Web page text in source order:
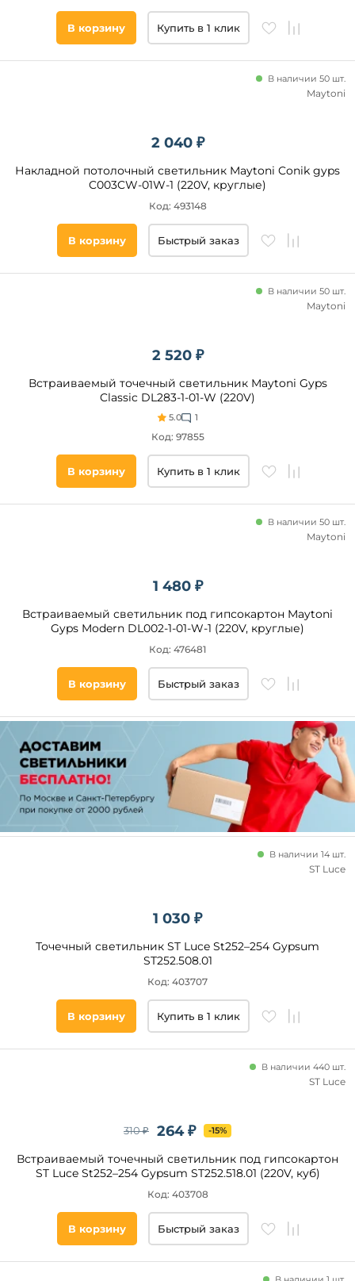
В корзину Купить в 1 клик
2 040 ₽
Накладной потолочный светильник Maytoni Conik gyps
C003CW-01W-1 (220V, круглые)
В наличии 50 шт.
Код: 493148
Maytoni
В корзину Быстрый заказ
2 520 ₽
Встраиваемый точечный светильник Maytoni Gyps
Classic DL283-1-01-W (220V)
5.0 1
В наличии 50 шт.
Код: 97855
Maytoni
В корзину Купить в 1 клик
1 480 ₽
Встраиваемый светильник под гипсокартон Maytoni
Gyps Modern DL002-1-01-W-1 (220V, круглые)
В наличии 50 шт.
Код: 476481
Maytoni
В корзину Быстрый заказ
1 030 ₽
Точечный светильник ST Luce St252–254 Gypsum
ST252.508.01
В наличии 14 шт.
Код: 403707
ST Luce
В корзину Купить в 1 клик
264 ₽
310 ₽ -15%
Встраиваемый точечный светильник под гипсокартон
ST Luce St252–254 Gypsum ST252.518.01 (220V, куб)
В наличии 440 шт.
Код: 403708
ST Luce
В корзину Быстрый заказ